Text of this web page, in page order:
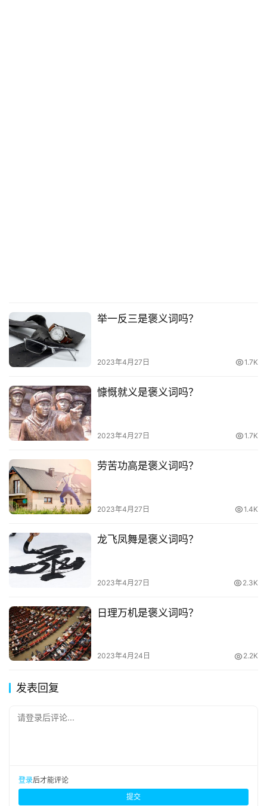
举一反三是褒义词吗？
2023年4月27日 1.7K
慷慨就义是褒义词吗？
2023年4月27日 1.7K
劳苦功高是褒义词吗？
2023年4月27日 1.4K
龙飞凤舞是褒义词吗？
2023年4月27日 2.3K
日理万机是褒义词吗？
2023年4月24日 2.2K
发表回复
请登录后评论...
登录后才能评论
提交